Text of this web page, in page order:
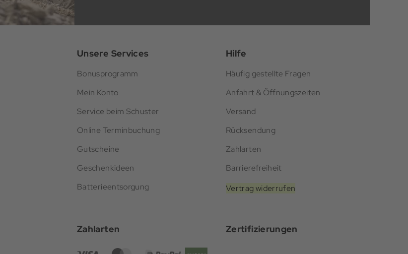
Unsere Services
Bonusprogramm
Mein Konto
Service beim Schuster
Online Terminbuchung
Gutscheine
Geschenkideen
Batterieentsorgung
Hilfe
Häufig gestellte Fragen
Anfahrt & Öffnungszeiten
Versand
Rücksendung
Zahlarten
Barrierefreiheit
Vertrag widerrufen
Zahlarten Zertifizierungen